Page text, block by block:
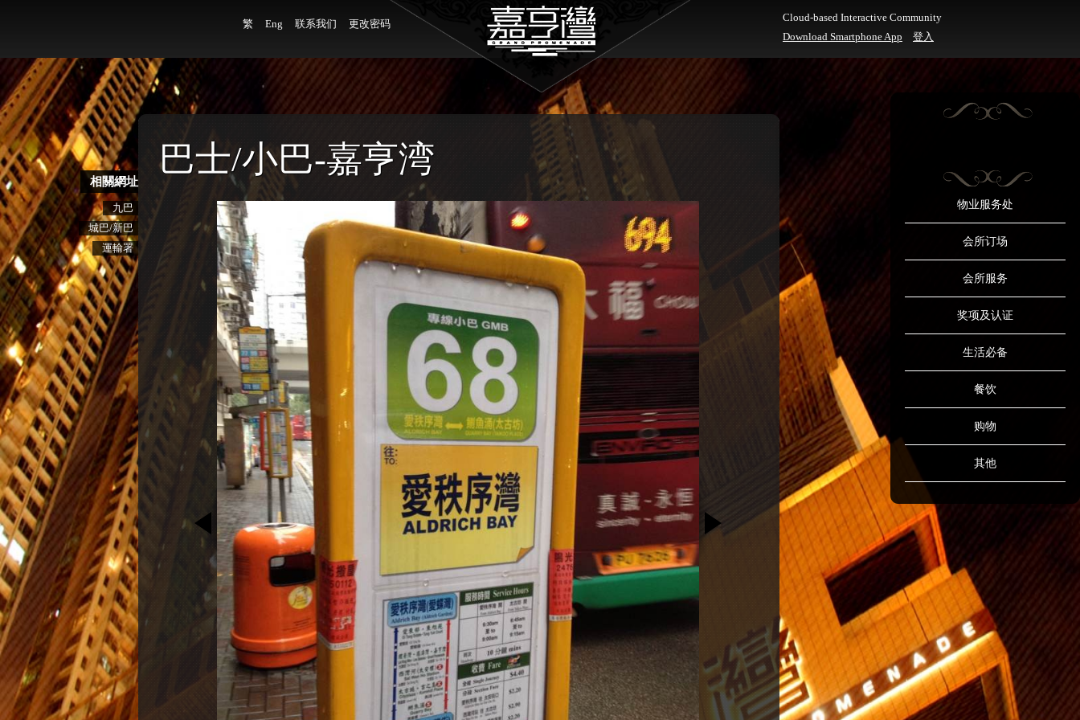
繁 Eng 联系我们 更改密码
Cloud-based Interactive Community
Download Smartphone App
登入
物业服务处
会所订场
会所服务
奖项及认证
生活必备
餐饮
购物
其他
相關網址
九巴
城巴/新巴
運輸署
巴士/小巴-嘉亨湾